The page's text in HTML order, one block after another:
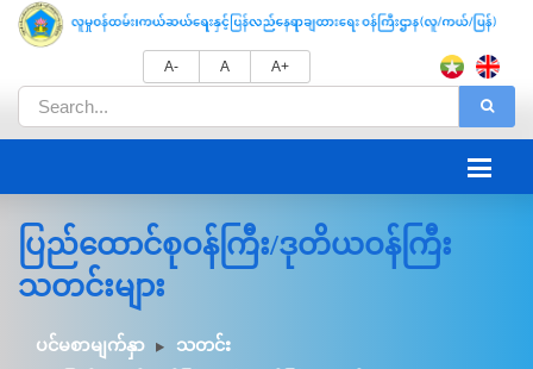
A- A A+
ပြည်ထောင်စုဝန်ကြီး/ဒုတိယဝန်ကြီး
သတင်းများ
ပင်မစာမျက်နှာ
သတင်း